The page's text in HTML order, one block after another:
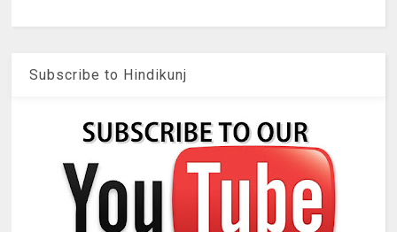
Subscribe to Hindikunj